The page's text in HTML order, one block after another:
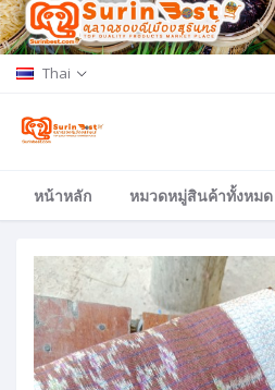
Thai
หน้าหลัก หมวดหมู่สินค้าทั้งหมด